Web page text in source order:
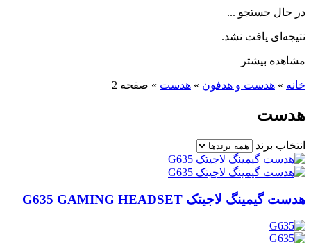
در حال جستجو ...
نتیجه‌ای یافت نشد.
مشاهده بیشتر
خانه » هدست و هدفون » هدست » صفحه 2
هدست
انتخاب برند
هدست گیمینگ لاجیتک G635 GAMING HEADSET